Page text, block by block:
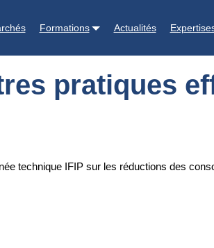
Formations Actualités
pratiques
technique IFIP sur les réductions des